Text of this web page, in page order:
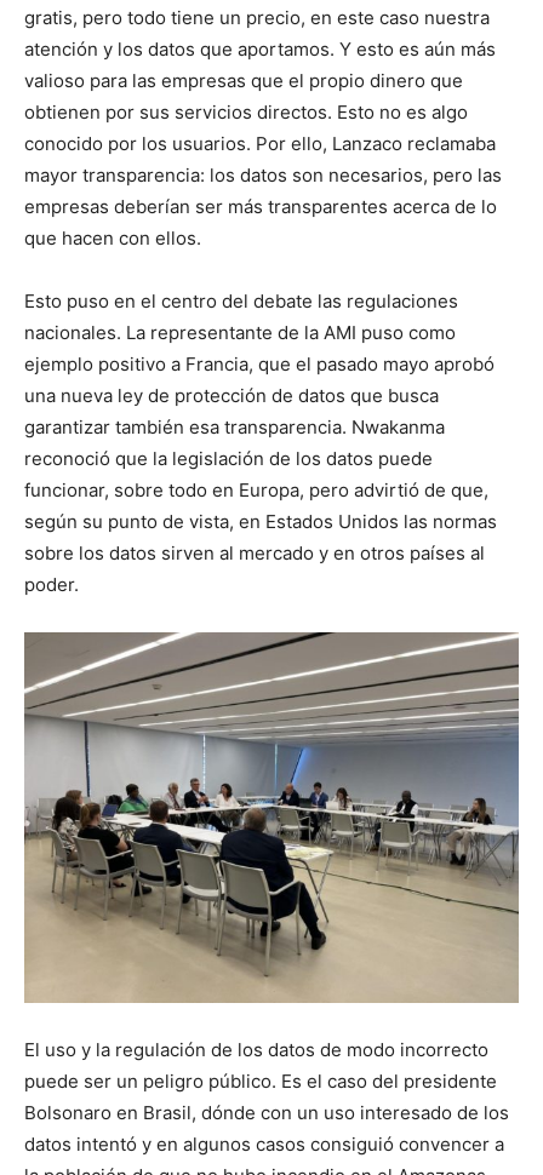
gratis, pero todo tiene un precio, en este caso nuestra
atención y los datos que aportamos. Y esto es aún más
valioso para las empresas que el propio dinero que
obtienen por sus servicios directos. Esto no es algo
conocido por los usuarios. Por ello, Lanzaco reclamaba
mayor transparencia: los datos son necesarios, pero las
empresas deberían ser más transparentes acerca de lo
que hacen con ellos.
Esto puso en el centro del debate las regulaciones
nacionales. La representante de la AMI puso como
ejemplo positivo a Francia, que el pasado mayo aprobó
una nueva ley de protección de datos que busca
garantizar también esa transparencia. Nwakanma
reconoció que la legislación de los datos puede
funcionar, sobre todo en Europa, pero advirtió de que,
según su punto de vista, en Estados Unidos las normas
sobre los datos sirven al mercado y en otros países al
poder.
El uso y la regulación de los datos de modo incorrecto
puede ser un peligro público. Es el caso del presidente
Bolsonaro en Brasil, dónde con un uso interesado de los
datos intentó y en algunos casos consiguió convencer a